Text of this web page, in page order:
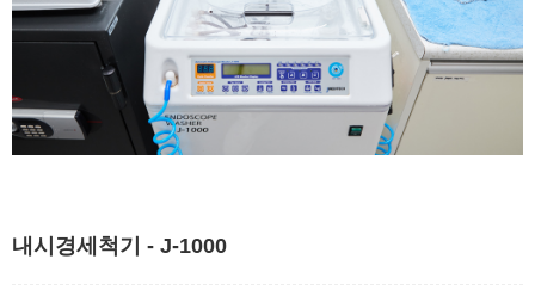
내시경세척기 - J-1000